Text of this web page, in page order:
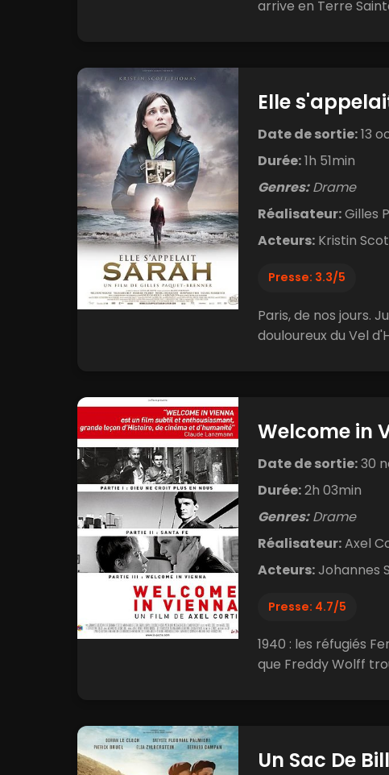
arrive en Terre
Elle
Date de sortie:13
Durée:1h 51min
Genres:Drame
Réalisateur:Gilles
Acteurs: Kristin
Presse: 3.3/5
Paris, de nos jours.
douloureux du Vel
Welcome in
Date de sortie:30
Durée:2h 03min
Genres:Drame
Réalisateur:Axel
Acteurs:Johannes
Presse: 4.7/5
1940 : les réfugiés
que Freddy Wolff
Un Sac De